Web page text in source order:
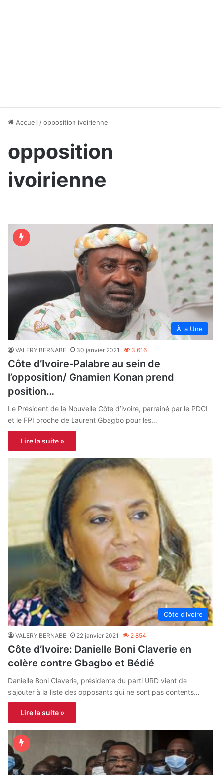
Accueil /opposition ivoirienne
opposition
ivoirienne
À la Une
VALERY BERNABE 30 janvier 2021 3 616
Côte d’Ivoire-Palabre au sein de
l’opposition/ Gnamien Konan prend
position…
Le Président de la Nouvelle Côte d’ivoire, parrainé par le PDCI
et le FPI proche de Laurent Gbagbo pour les…
Lire la suite »
Côte d'Ivoire
VALERY BERNABE 22 janvier 2021 2 854
Côte d’Ivoire: Danielle Boni Claverie en
colère contre Gbagbo et Bédié
Danielle Boni Claverie, présidente du parti URD vient de
s’ajouter à la liste des opposants qui ne sont pas contents…
Lire la suite »